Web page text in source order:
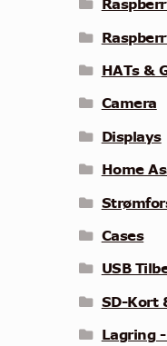
HATs &
Camera
Displays
Home
Cases
USB
SD-Kort
Lagring